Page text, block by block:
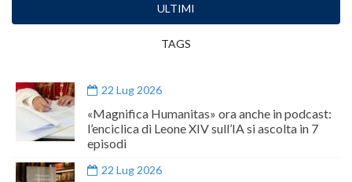
ULTIMI
TAGS
22 Lug 2026
«Magnifica Humanitas» ora anche in podcast:
l’enciclica di Leone XIV sull’IA si ascolta in 7
episodi
22 Lug 2026